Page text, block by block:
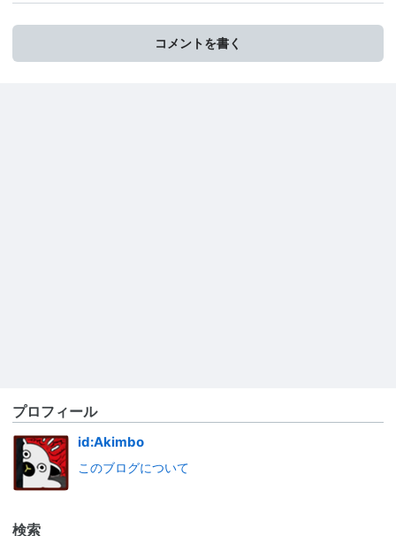
コメントを書く
プロフィール
id:Akimbo
このブログについて
検索